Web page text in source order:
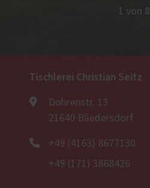
1 von 8
Tischlerei Christian Seitz
Dohrenstr. 13
21640 Bliedersdorf
+49 (4163) 8677130
+49 (171) 3868426